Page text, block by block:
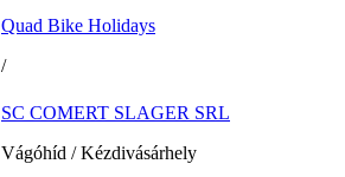
Quad Bike Holidays
/
SC COMERT SLAGER SRL
Vágóhíd / Kézdivásárhely